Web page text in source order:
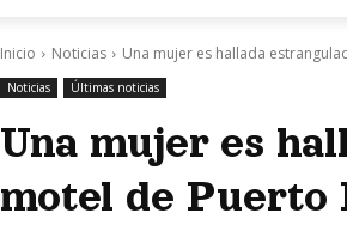
Inicio Noticias Una mujer es hallada
Noticias Últimas noticias
Una mujer es
motel de Puerto